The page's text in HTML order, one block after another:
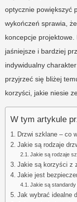
optycznie powiększyć
wykończeń sprawia,
koncepcje
jaśniejsze i bardziej
indywidualny
przyjrzeć się bliżej
korzyści, jakie niesie
W tym artykule
Drzwi szklane – co
Jakie są rodzaje
Jakie są rodzaje
Jakie są korzyści z
Jakie jest
Jakie są
Jak wybrać idealne